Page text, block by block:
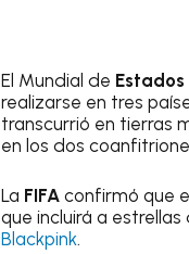
El Mundial de
realizarse en tres
transcurrió en tierras
en los dos
La FIFA confirmó que
que incluirá a
Blackpink.